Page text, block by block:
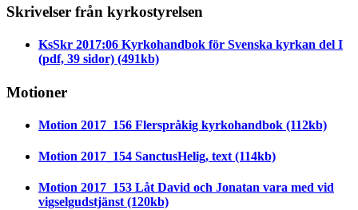
Skrivelser från kyrkostyrelsen
KsSkr 2017:06 Kyrkohandbok för Svenska kyrkan del I
(pdf, 39 sidor) (491kb)
Motioner
Motion 2017_156 Flerspråkig kyrkohandbok (112kb)
Motion 2017_154 SanctusHelig, text (114kb)
Motion 2017_153 Låt David och Jonatan vara med vid
vigselgudstjänst (120kb)